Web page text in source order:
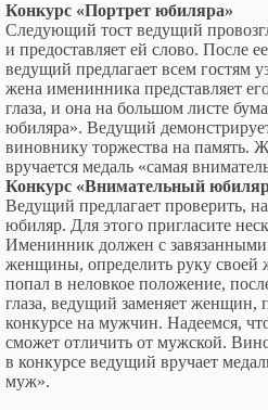
Конкурс «Портрет юбиляра»
Следующий тост ведущий
и предоставляет ей слово. После
ведущий предлагает всем гостям
жена именинника представляет
глаза, и она на большом листе
юбиляра». Ведущий
виновнику торжества на память.
вручается медаль «самая
Конкурс «Внимательный
Ведущий предлагает проверить,
юбиляр. Для этого пригласите
Именинник должен с завязанными
женщины, определить руку
попал в неловкое положение,
глаза, ведущий заменяет женщин,
конкурсе на мужчин. Надеемся,
сможет отличить от мужской.
в конкурсе ведущий вручает
муж».